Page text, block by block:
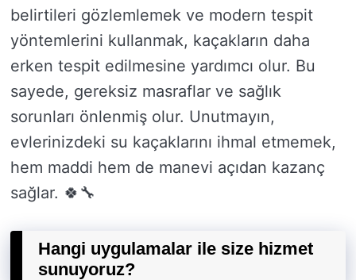
belirtileri gözlemlemek ve modern tespit
yöntemlerini kullanmak, kaçakların daha
erken tespit edilmesine yardımcı olur. Bu
sayede, gereksiz masraflar ve sağlık
sorunları önlenmiş olur. Unutmayın,
evlerinizdeki su kaçaklarını ihmal etmemek,
hem maddi hem de manevi açıdan kazanç
sağlar. 🍀🔧
Hangi uygulamalar ile size hizmet
sunuyoruz?